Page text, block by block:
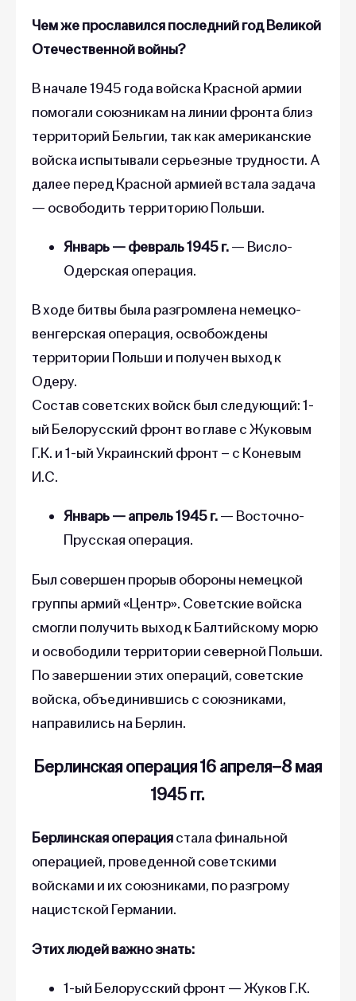
Чем же прославился последний год Великой
Отечественной войны?
В начале 1945 года войска Красной армии
помогали союзникам на линии фронта близ
территорий Бельгии, так как американские
войска испытывали серьезные трудности. А
далее перед Красной армией встала задача
— освободить территорию Польши.
Январь — февраль 1945 г.— Висло-
Одерская операция.
В ходе битвы была разгромлена немецко-
венгерская операция, освобождены
территории Польши и получен выход к
Одеру.
Состав советских войск был следующий: 1-
ый Белорусский фронт во главе с Жуковым
Г.К. и 1-ый Украинский фронт – с Коневым
И.С.
Январь — апрель 1945 г.— Восточно-
Прусская операция.
Был совершен прорыв обороны немецкой
группы армий «Центр». Советские войска
смогли получить выход к Балтийскому морю
и освободили территории северной Польши.
По завершении этих операций, советские
войска, объединившись с союзниками,
направились на Берлин.
Берлинская операция 16 апреля–8 мая
1945 гг.
Берлинская операциястала финальной
операцией, проведенной советскими
войсками и их союзниками, по разгрому
нацистской Германии.
Этих людей важно знать:
1-ый Белорусский фронт — Жуков Г.К.